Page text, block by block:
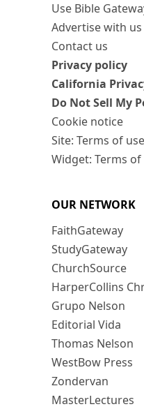
Use Bible
Advertise with us
Contact us
Privacy policy
California
Do Not Sell My
Cookie notice
Site: Terms of use
Widget: Terms of
OUR NETWORK
FaithGateway
StudyGateway
ChurchSource
HarperCollins
Grupo Nelson
Editorial Vida
Thomas Nelson
WestBow Press
Zondervan
MasterLectures